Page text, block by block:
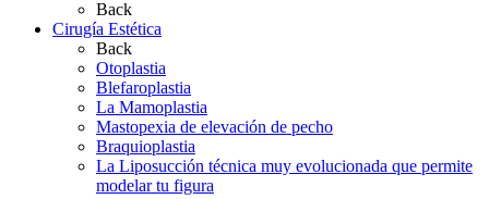
Back
Cirugía Estética
Back
Otoplastia
Blefaroplastia
La Mamoplastia
Mastopexia de elevación de pecho
Braquioplastia
La Liposucción técnica muy evolucionada que permite
modelar tu figura